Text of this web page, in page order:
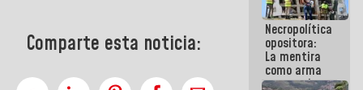
Comparte esta noticia:
escombros
en La Guaira
Necropolítica
opositora:
La mentira
como arma
contra el